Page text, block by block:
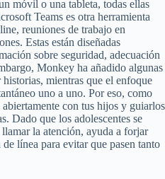
móvil o una tableta, todas ellas
Teams es otra herramienta
reuniones de trabajo en
Estas están diseñadas
sobre seguridad, adecuación
Monkey ha añadido algunas
mientras que el enfoque
uno a uno. Por eso, como
con tus hijos y guiarlos
Dado que los adolescentes se
la atención, ayuda a forjar
línea para evitar que pasen tanto